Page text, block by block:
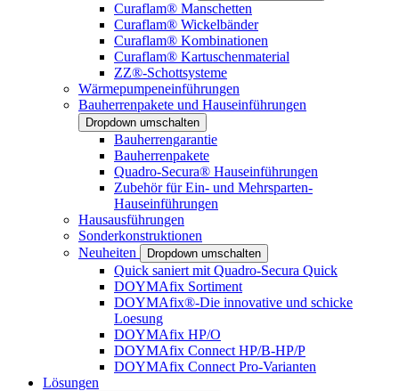
Curaflam® Manschetten
Curaflam® Wickelbänder
Curaflam® Kombinationen
Curaflam® Kartuschenmaterial
ZZ®-Schottsysteme
Wärmepumpeneinführungen
Bauherrenpakete und Hauseinführungen
Dropdown umschalten
Bauherrengarantie
Bauherrenpakete
Quadro-Secura® Hauseinführungen
Zubehör für Ein- und Mehrsparten-
Hauseinführungen
Hausausführungen
Sonderkonstruktionen
Neuheiten
Dropdown umschalten
Quick saniert mit Quadro-Secura Quick
DOYMAfix Sortiment
DOYMAfix®-Die innovative und schicke
Loesung
DOYMAfix HP/O
DOYMAfix Connect HP/B-HP/P
DOYMAfix Connect Pro-Varianten
Lösungen